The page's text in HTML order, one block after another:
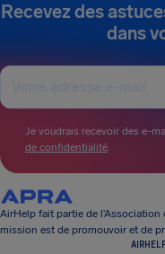
Recevez des
dans
Je voudrais recevoir des e-
de confidentialité.
AirHelp fait partie de
mission est de promouvoir et de